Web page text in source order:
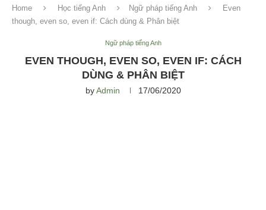
Home Học tiếng Anh Ngữ pháp tiếng Anh
Even
though, even so, even if: Cách dùng & Phân biệt
Ngữ pháp tiếng Anh
EVEN THOUGH, EVEN SO, EVEN IF: CÁCH
DÙNG & PHÂN BIỆT
byAdmin 17/06/2020